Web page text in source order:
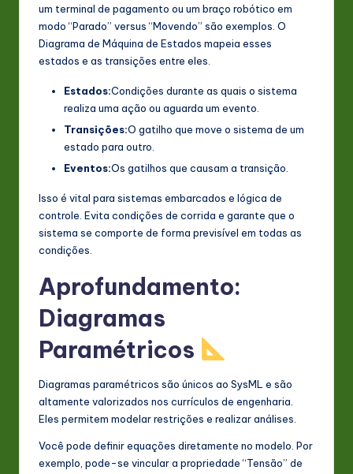
um terminal de pagamento ou um braço robótico em
modo “Parado” versus “Movendo” são exemplos. O
Diagrama de Máquina de Estados mapeia esses
estados e as transições entre eles.
Estados:Condições durante as quais o sistema
realiza uma ação ou aguarda um evento.
Transições:O gatilho que move o sistema de um
estado para outro.
Eventos:Os gatilhos que causam a transição.
Isso é vital para sistemas embarcados e lógica de
controle. Evita condições de corrida e garante que o
sistema se comporte de forma previsível em todas as
condições.
Aprofundamento:
Diagramas
Paramétricos
Diagramas paramétricos são únicos ao SysML e são
altamente valorizados nos currículos de engenharia.
Eles permitem modelar restrições e realizar análises.
Você pode definir equações diretamente no modelo. Por
exemplo, pode-se vincular a propriedade “Tensão” de